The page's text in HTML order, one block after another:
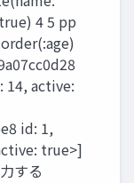
4 5 pp
14, active:
id: 1,
true>]
する